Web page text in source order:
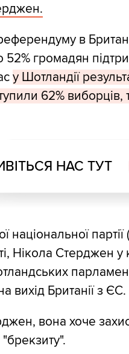
в
громадян
у Шотландії
62% виборців,
НАС ТУТ
Нікола Стерджен
вихід Британії з ЄС.
вона хоче